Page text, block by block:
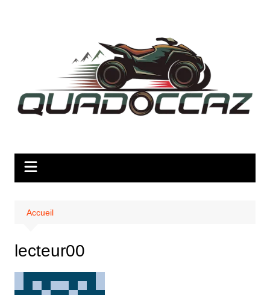
Accueil
lecteur00